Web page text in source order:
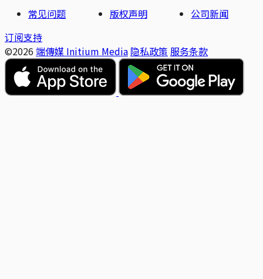
常见问题
版权声明
公司新闻
订阅支持
©2026 端傳媒 Initium Media 隐私政策 服务条款